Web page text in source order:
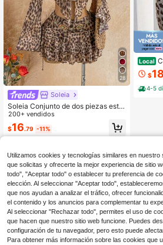
28
Soleia
Soleia Conjunto de dos piezas estil
o Hot Girl americano con estampad
o de leopardo, malla transparente, e
scote en V, cintura ceñida con cord
ones, volantes multicapa y mangas
200+ vendidos
$16.79 -11%
Local
a y
ra
corto
$18
4-5
Utilizamos cookies y tecnologías similares en nuestro
que solicitas y ofrecerte la mejor experiencia de sitio
todo", "Aceptar todo" o establecer tu preferencia de
elección. Al seleccionar "Aceptar todo",
que nos ayudan a analizar el tráfico, ofrecer
el contenido y los anuncios para complementar tu
Al seleccionar "Rechazar todo", permites el uso de
que hacen que nuestro sitio web funcione. Puedes
configuración de tu navegador, pero esto puede
Para obtener más información sobre las cookies que